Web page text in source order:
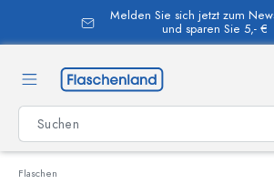
springen
Melden Sie sich jetzt zum
und sparen Sie 5,- €
Flaschen